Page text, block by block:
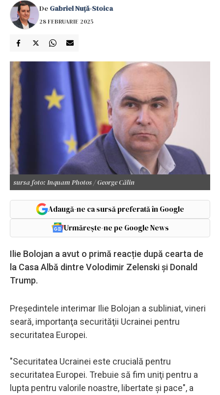
De Gabriel Nuță-Stoica
28 FEBRUARIE 2025
sursa foto: Inquam Photos / George Călin
Adaugă-ne ca sursă preferată în Google
Urmărește-ne pe Google News
Ilie Bolojan a avut o primă reacție după cearta de
la Casa Albă dintre Volodimir Zelenski și Donald
Trump.
Preşedintele interimar Ilie Bolojan a subliniat, vineri
seară, importanţa securităţii Ucrainei pentru
securitatea Europei.
"Securitatea Ucrainei este crucială pentru
securitatea Europei. Trebuie să fim uniţi pentru a
lupta pentru valorile noastre, libertate şi pace", a